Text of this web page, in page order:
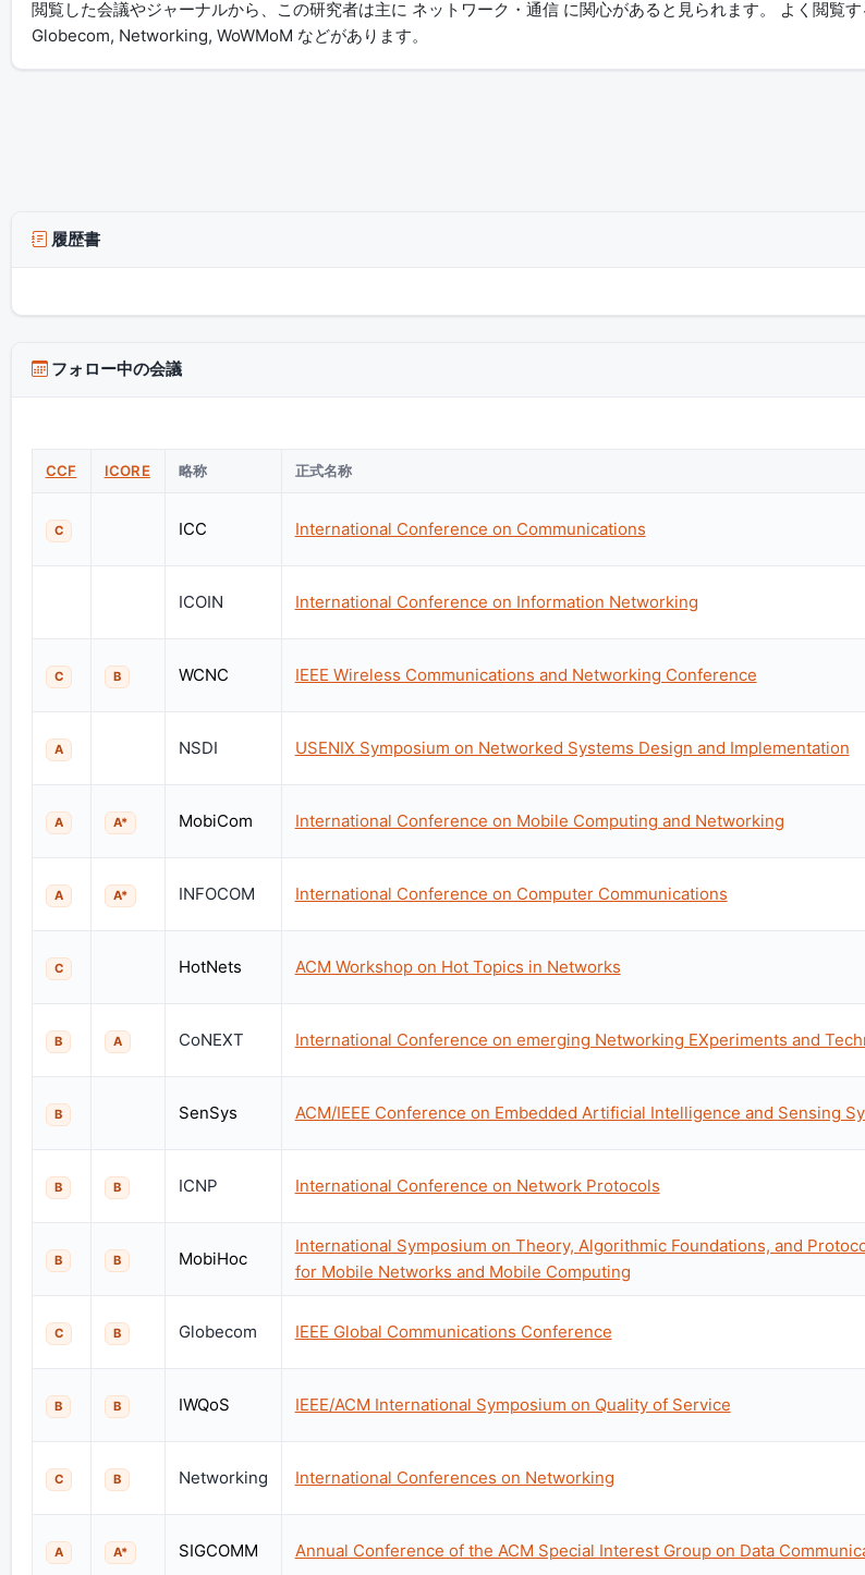
閲覧した会議やジャーナルから、この研究者は主に ネットワーク・通信 に関心があると見られます。 よく閲覧
Globecom, Networking, WoWMoM などがあります。
履歴書
フォロー中の会議
CCF ICORE 略称 正式名称
C ICC International Conference on Communications
ICOIN International Conference on Information Networking
C B WCNC IEEE Wireless Communications and Networking Conference
A NSDI USENIX Symposium on Networked Systems Design and Implementation
A A* MobiCom International Conference on Mobile Computing and Networking
A A* INFOCOM International Conference on Computer Communications
C HotNets ACM Workshop on Hot Topics in Networks
B A CoNEXT International Conference on emerging Networking EXperiments and
B SenSys ACM/IEEE Conference on Embedded Artificial Intelligence and Sensing
B B ICNP International Conference on Network Protocols
B B MobiHoc
International Symposium on Theory, Algorithmic Foundations, and
for Mobile Networks and Mobile Computing
C B Globecom IEEE Global Communications Conference
B B IWQoS IEEE/ACM International Symposium on Quality of Service
C B Networking International Conferences on Networking
A A* SIGCOMM Annual Conference of the ACM Special Interest Group on Data